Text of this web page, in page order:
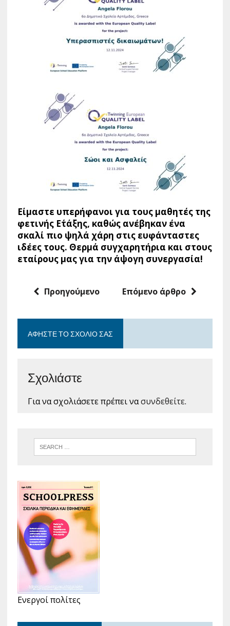
Είμαστε υπερήφανοι για τους μαθητές της
φετινής Ε΄τάξης, καθώς ανέβηκαν ένα
σκαλί πιο ψηλά χάρη στις ευφάνταστες
ιδέες τους. Θερμά συγχαρητήρια και στους
εταίρους μας για την άψογη συνεργασία!
Προηγούμενο Επόμενο άρθρο
ΑΦΉΣΤΕ ΤΟ ΣΧΌΛΙΟ ΣΑΣ
Σχολιάστε
Για να σχολιάσετε πρέπει νασυνδεθείτε.
Ενεργοί πολίτες